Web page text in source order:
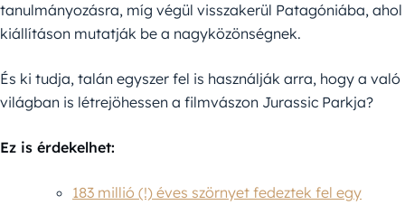
tanulmányozásra, míg végül visszakerül Patagóniába, ahol
kiállításon mutatják be a nagyközönségnek.
És ki tudja, talán egyszer fel is használják arra, hogy a való
világban is létrejöhessen a filmvászon Jurassic Parkja?
Ez is érdekelhet:
183 millió (!) éves szörnyet fedeztek fel egy